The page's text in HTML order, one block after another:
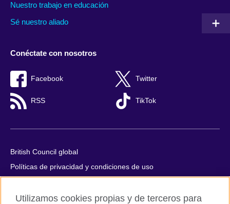
Nuestro trabajo en educación
Sé nuestro aliado
Conéctate con nosotros
Facebook Twitter
RSS TikTok
British Council global
Políticas de privacidad y condiciones de uso
Cookies
Utilizamos cookies propias y de terceros para